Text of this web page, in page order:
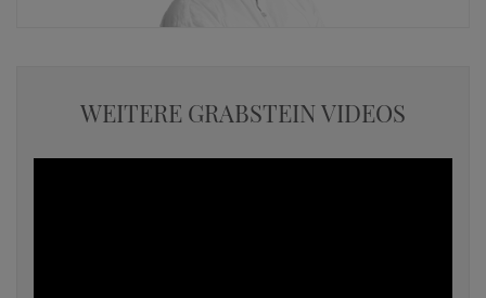
WEITERE GRABSTEIN VIDEOS